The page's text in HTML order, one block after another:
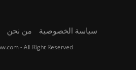
سياسة الخصوصية من نحن
- All Right Reserved